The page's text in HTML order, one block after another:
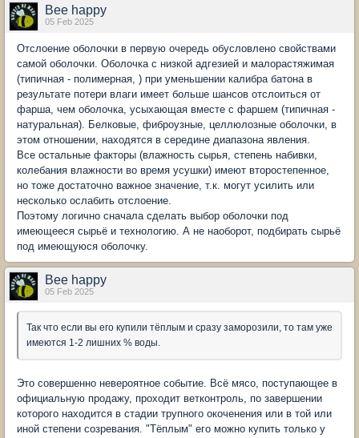
Bee happy
05 Feb 2025
Отслоение оболочки в первую очередь обусловлено свойствами
самой оболочки. Оболочка с низкой адгезией и малорастяжимая
(типичная - полимерная, ) при уменьшении калибра батона в
результате потери влаги имеет больше шансов отслоиться от
фарша, чем оболочка, усыхающая вместе с фаршем (типичная -
натуральная). Белковые, фиброузные, целлюлозные оболочки, в
этом отношении, находятся в середине диапазона явления.
Все остальные факторы (влажность сырья, степень набивки,
колебания влажности во время усушки) имеют второстепенное,
но тоже достаточно важное значение, т.к. могут усилить или
несколько ослабить отслоение.
Поэтому логично сначала сделать выбор оболочки под
имеющееся сырьё и технологию. А не наоборот, подбирать сырьё
под имеющуюся оболочку.
Bee happy
05 Feb 2025
Так что если вы его купили тёплым и сразу заморозили, то там уже
имеются 1-2 лишних % воды.
Это совершенно невероятное событие. Всё мясо, поступающее в
официальную продажу, проходит ветконтроль, по завершении
которого находится в стадии трупного окоченения или в той или
иной степени созревания. "Тёплым" его можно купить только у